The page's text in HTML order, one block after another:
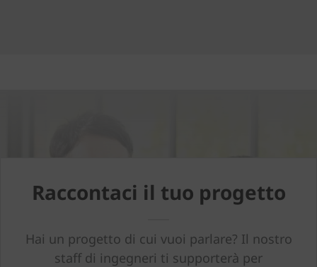
Raccontaci il tuo progetto
Hai un progetto di cui vuoi parlare? Il nostro
staff di ingegneri ti supporterà per